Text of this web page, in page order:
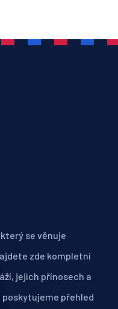
se věnuje
zde kompletní
jejich přínosech a
poskytujeme přehled